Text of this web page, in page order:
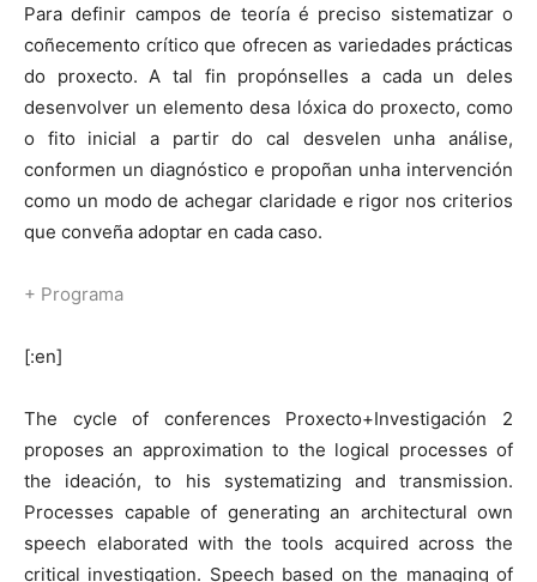
Para definir campos de teoría é preciso sistematizar o
coñecemento crítico que ofrecen as variedades prácticas
do proxecto. A tal fin propónselles a cada un deles
desenvolver un elemento desa lóxica do proxecto, como
o fito inicial a partir do cal desvelen unha análise,
conformen un diagnóstico e propoñan unha intervención
como un modo de achegar claridade e rigor nos criterios
que conveña adoptar en cada caso.
+ Programa
[:en]
The cycle of conferences Proxecto+Investigación 2
proposes an approximation to the logical processes of
the ideación, to his systematizing and transmission.
Processes capable of generating an architectural own
speech elaborated with the tools acquired across the
critical investigation. Speech based on the managing of